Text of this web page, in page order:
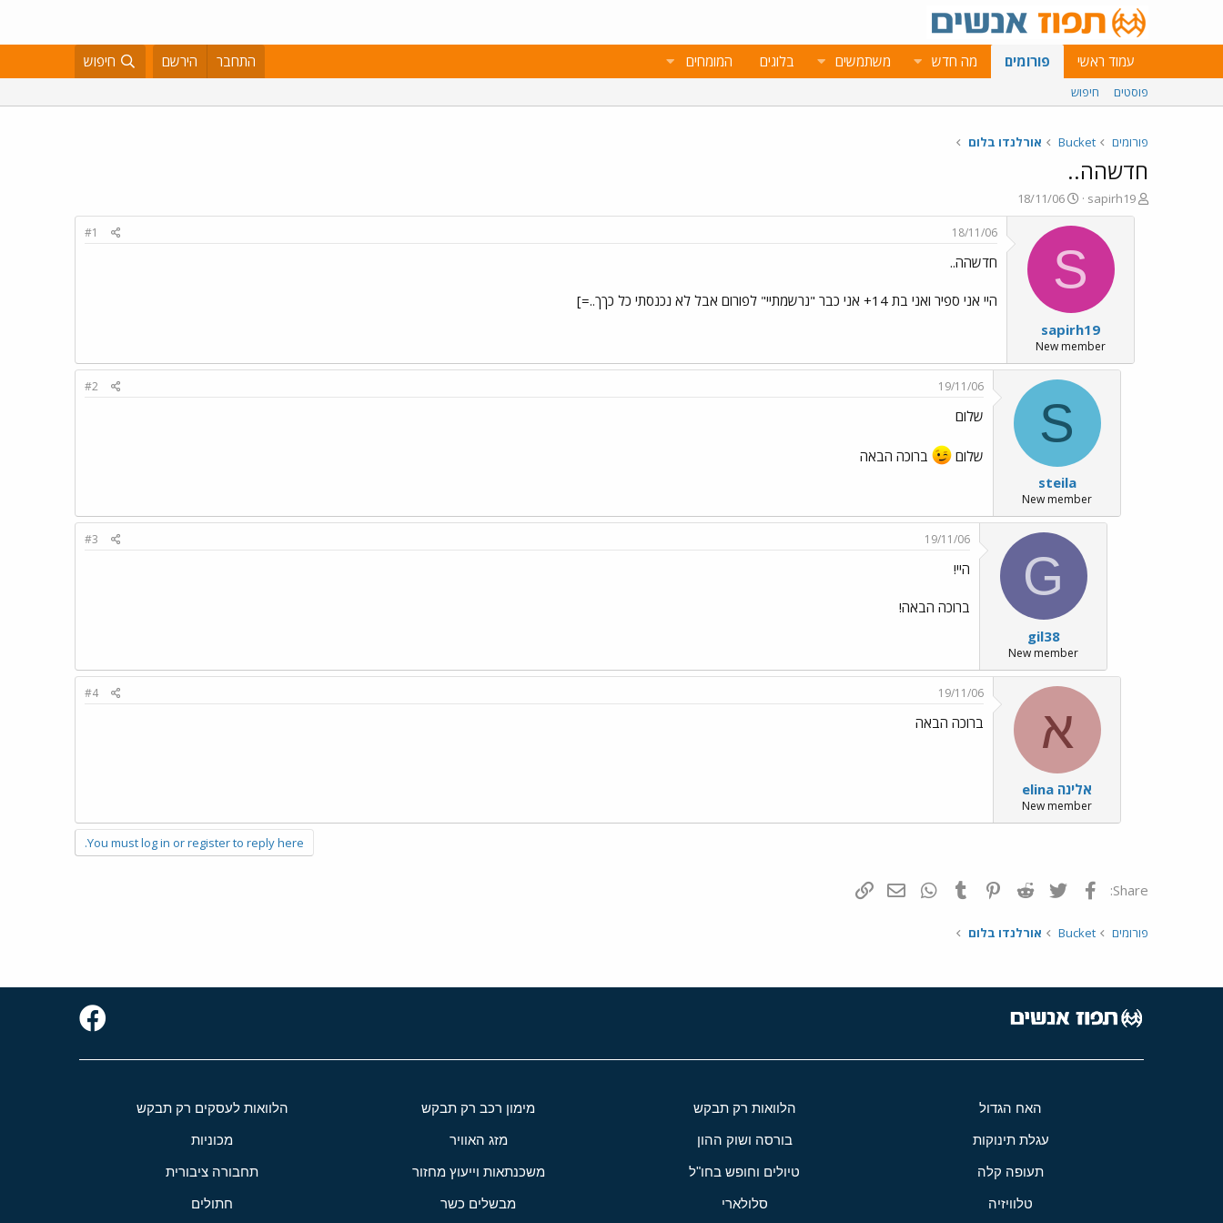
עמוד ראשי פורומים מה חדש משתמשים בלוגים המומחים התחבר הירשם חיפוש
פוסטים חיפוש
פורומים Bucket אורלנדו בלום
חדשהה..
פ
ו
sapirh19
פ
ו
ר
ס
ם
ב
א
ר
י
ך
18/11/06
S
sapirh19
New member
18/11/06
#1
חדשהה..
היי אני ספיר ואני בת 14+ אני כבר "נרשמתיי" לפורום אבל לא נכנסתי כל כךך..=]
S
steila
New member
19/11/06
#2
שלום
שלום ברוכה הבאה
G
gil38
New member
19/11/06
#3
היי!
ברוכה הבאה!
א
אלינה elina
New member
19/11/06
#4
ברוכה הבאה
You must log in or register to reply here.
Share: פייסבוק Twitter
Reddit
Pinterest
Tumblr
WhatsAppדואר אלקטרוני
פורומים Bucket אורלנדו בלום
האח הגדול הלוואות רק תבקש מימון רכב רק תבקש הלוואות לעסקים רק תבקש
עגלת תינוקות בורסה ושוק ההון מזג האוויר מכוניות
תעופה קלה טיולים וחופש בחו"ל משכנתאות וייעוץ מחזור תחבורה ציבורית
טלוויזיה סלולארי מבשלים כשר חתולים